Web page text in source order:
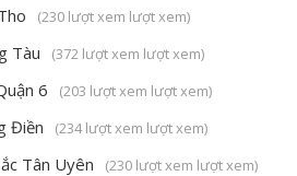
(230 lượt xem lượt xem)
Tàu (372 lượt xem lượt xem)
6 (203 lượt xem lượt xem)
Điền (234 lượt xem lượt xem)
Tân Uyên (230 lượt xem lượt xem)